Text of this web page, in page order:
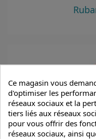
Ce magasin vous
d'optimiser les
réseaux sociaux et la
tiers liés aux réseaux
pour vous offrir des
réseaux sociaux, ainsi